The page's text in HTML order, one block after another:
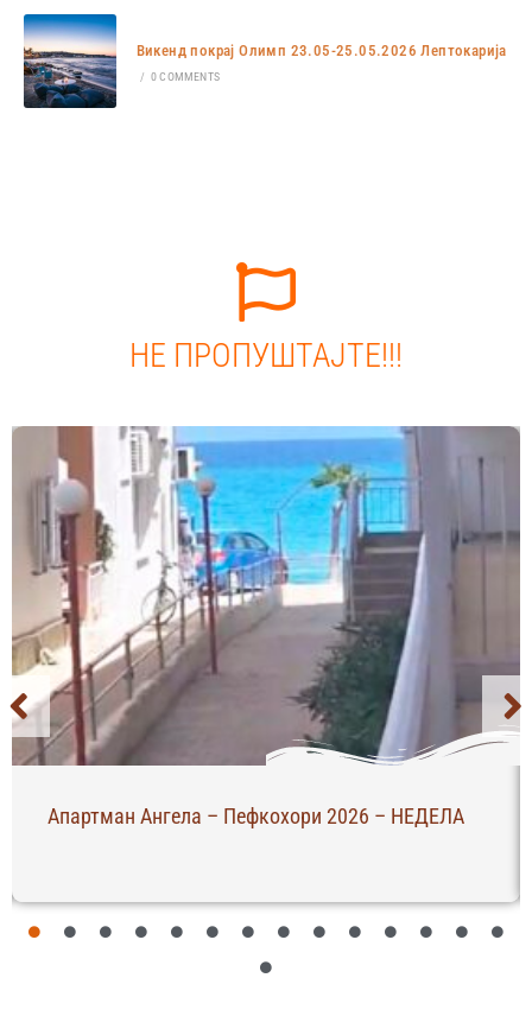
Викенд покрај Олимп 23.05-25.05.2026 Лептокарија
/ 0 COMMENTS
НЕ ПРОПУШТАЈТЕ!!!
Апартман Ангела – Пефкохори 2026 – НЕДЕЛА